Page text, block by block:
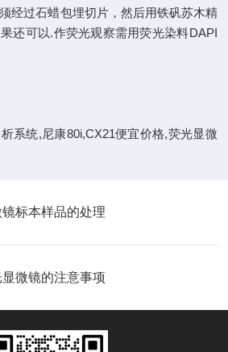
经过石蜡包埋切片，然后用铁矾苏木精
还可以.作荧光观察需用荧光染料DAPI
系统,尼康80i,CX21便宜价格,荧光显微
标本样品的处理
微镜的注意事项